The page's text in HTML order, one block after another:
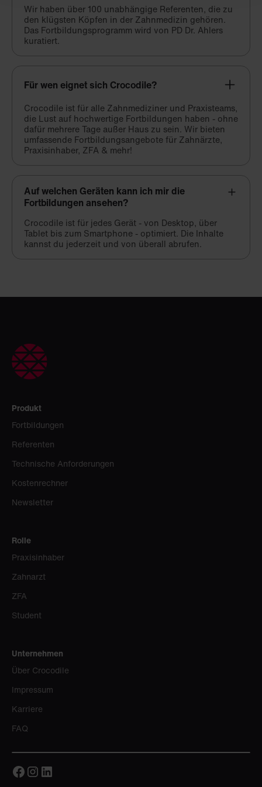
Wir haben über 100 unabhängige Referenten, die zu
den klügsten Köpfen in der Zahnmedizin gehören.
Das Fortbildungsprogramm wird von PD Dr. Ahlers
kuratiert.
Für wen eignet sich Crocodile?
Crocodile ist für alle Zahnmediziner und Praxisteams,
die Lust auf hochwertige Fortbildungen haben - ohne
dafür mehrere Tage außer Haus zu sein. Wir bieten
umfassende Fortbildungsangebote für Zahnärzte,
Praxisinhaber, ZFA & mehr!
Auf welchen Geräten kann ich mir die
Fortbildungen ansehen?
Crocodile ist für jedes Gerät - von Desktop, über
Tablet bis zum Smartphone - optimiert. Die Inhalte
kannst du jederzeit und von überall abrufen.
Produkt
Fortbildungen
Referenten
Technische Anforderungen
Kostenrechner
Newsletter
Rolle
Praxisinhaber
Zahnarzt
ZFA
Student
Unternehmen
Über Crocodile
Impressum
Karriere
FAQ